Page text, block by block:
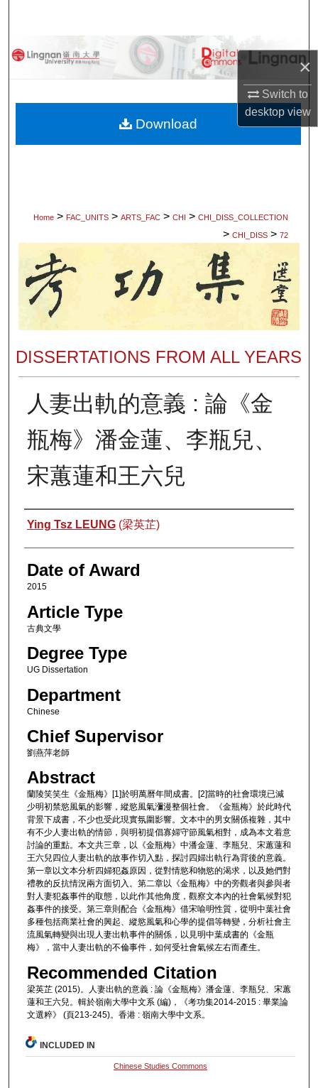
×
Switch to
desktopview
Browse Collections
About
Home > FAC_UNITS > ARTS_FAC > CHI > CHI_DISS_COLLECTION
> CHI_DISS > 72
DISSERTATIONS FROM ALL YEARS
人妻出軌的意義 : 論《金
瓶梅》潘金蓮、李瓶兒、
宋蕙蓮和王六兒
Author
Ying Tsz LEUNG(梁英芷)
Date of Award
2015
Article Type
古典文學
Degree Type
UG Dissertation
Department
Chinese
Chief Supervisor
劉燕萍老師
Abstract
蘭陵笑笑生《金瓶梅》[1]於明萬曆年間成書。[2]當時的社會環境已減
少明初禁慾風氣的影響，縱慾風氣瀰漫整個社會。《金瓶梅》於此時代
背景下成書，不少也受此現實氛圍影響。文本中的男女關係複雜，其中
有不少人妻出軌的情節，與明初提倡寡婦守節風氣相對，成為本文着意
討論的重點。本文共三章，以《金瓶梅》中潘金蓮、李瓶兒、宋蕙蓮和
王六兒四位人妻出軌的故事作切入點，探討四婦出軌行為背後的意義。
第一章以文本分析四婦犯姦原因，從對情慾和物慾的渴求，以及她們對
禮教的反抗情況兩方面切入。第二章以《金瓶梅》中的旁觀者與參與者
對人妻犯姦事件的取態，以此作其他角度，觀察文本內的社會氣候對犯
姦事件的接受。第三章則配合《金瓶梅》借宋喻明性質，從明中葉社會
多種包括商業社會的興起、縱慾風氣和心學的提倡等轉變，分析社會主
流風氣轉變與出現人妻出軌事件的關係，以見明中葉成書的《金瓶
梅》，當中人妻出軌的不倫事件，如何受社會氣候左右而產生。
Recommended Citation
梁英芷 (2015)。人妻出軌的意義 : 論《金瓶梅》潘金蓮、李瓶兒、宋蕙
蓮和王六兒。輯於嶺南大學中文系 (編)，《考功集2014-2015 : 畢業論
文選粹》 (頁213-245)。香港 : 嶺南大學中文系。
Download
INCLUDED IN
Chinese Studies Commons